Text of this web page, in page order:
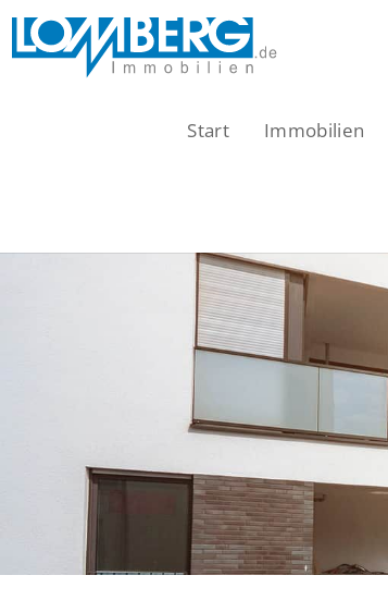
Zum
Inhalt
Start Immobilien